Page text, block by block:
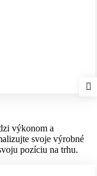
výkonom a
svoje výrobné
pozíciu na trhu.